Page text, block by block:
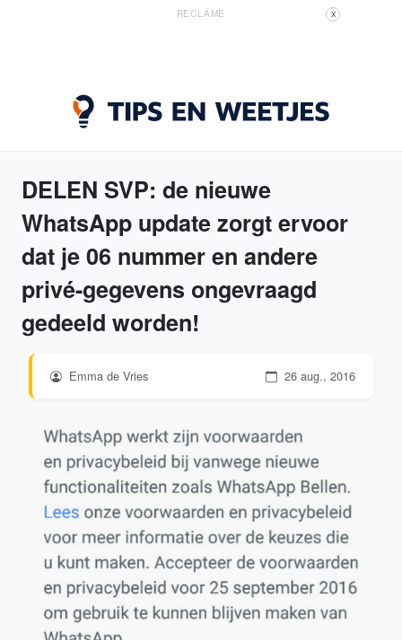
RECLAME X
DELEN SVP: de nieuwe
WhatsApp update zorgt ervoor
dat je 06 nummer en andere
privé-gegevens ongevraagd
gedeeld worden!
Emma de Vries 26 aug., 2016